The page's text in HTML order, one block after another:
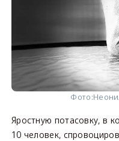
Фото:
Яростную потасовку, в
10 человек,